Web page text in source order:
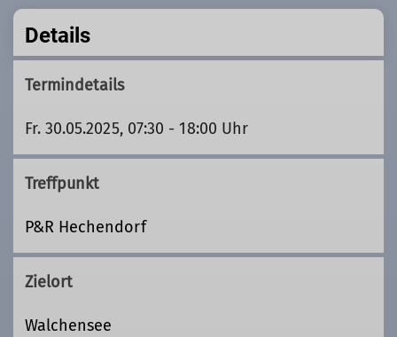
Details
Termindetails
Fr. 30.05.2025, 07:30 - 18:00 Uhr
Treffpunkt
P&R Hechendorf
Zielort
Walchensee